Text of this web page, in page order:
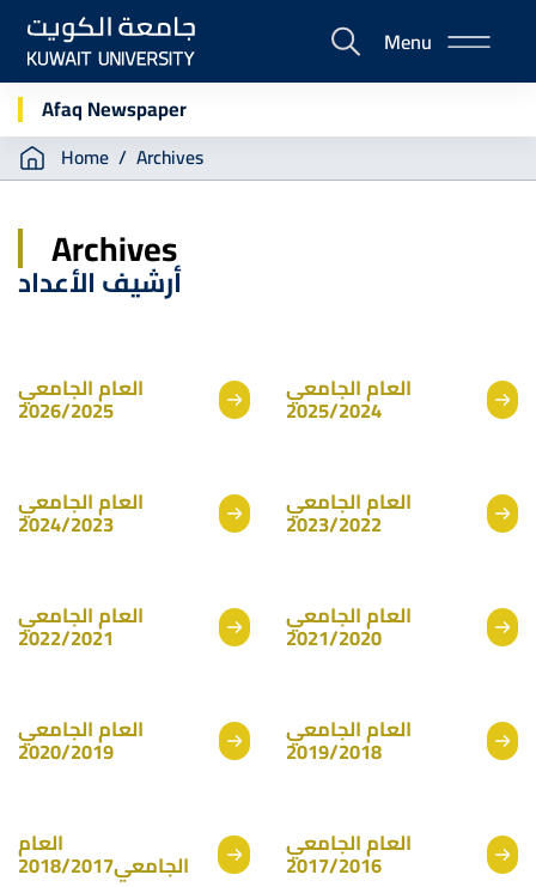
Skip
main
content
E-
Portal
Menu
Afaq Newspaper
Breadcrumb
Home Archives
Archives
أرشيف الأعداد
العام الجامعي
2026/2025
العام الجامعي
2025/2024
العام الجامعي
2024/2023
العام الجامعي
2023/2022
العام الجامعي
2022/2021
العام الجامعي
2021/2020
العام الجامعي
2020/2019
العام الجامعي
2019/2018
العام
الجامعي2018/2017
العام الجامعي
2017/2016